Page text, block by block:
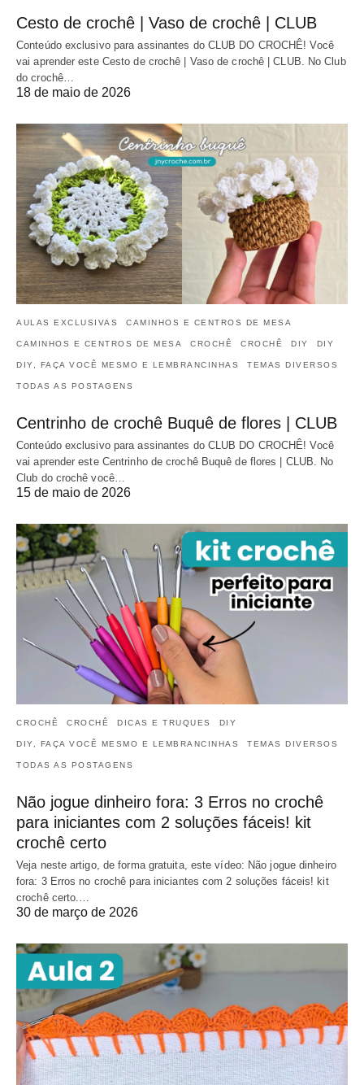
Cesto de crochê | Vaso de crochê | CLUB
Conteúdo exclusivo para assinantes do CLUB DO CROCHÊ! Você
vai aprender este Cesto de crochê | Vaso de crochê | CLUB. No Club
do crochê…
18 de maio de 2026
AULAS EXCLUSIVAS CAMINHOS E CENTROS DE MESA
CAMINHOS E CENTROS DE MESA CROCHÊ CROCHÊ DIY DIY
DIY, FAÇA VOCÊ MESMO E LEMBRANCINHAS TEMAS DIVERSOS
TODAS AS POSTAGENS
Centrinho de crochê Buquê de flores | CLUB
Conteúdo exclusivo para assinantes do CLUB DO CROCHÊ! Você
vai aprender este Centrinho de crochê Buquê de flores | CLUB. No
Club do crochê você…
15 de maio de 2026
CROCHÊ CROCHÊ DICAS E TRUQUES DIY
DIY, FAÇA VOCÊ MESMO E LEMBRANCINHAS TEMAS DIVERSOS
TODAS AS POSTAGENS
Não jogue dinheiro fora: 3 Erros no crochê
para iniciantes com 2 soluções fáceis! kit
crochê certo
Veja neste artigo, de forma gratuita, este vídeo: Não jogue dinheiro
fora: 3 Erros no crochê para iniciantes com 2 soluções fáceis! kit
crochê certo.…
30 de março de 2026